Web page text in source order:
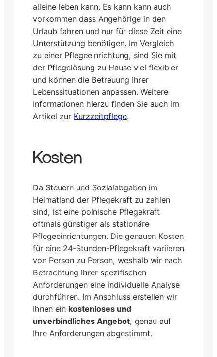
alleine leben kann. Es kann kann auch
vorkommen dass Angehörige in den
Urlaub fahren und nur für diese Zeit eine
Unterstützung benötigen. Im Vergleich
zu einer Pflegeeinrichtung, sind Sie mit
der Pflegelösung zu Hause viel flexibler
und können die Betreuung Ihrer
Lebenssituationen anpassen. Weitere
Informationen hierzu finden Sie auch im
Artikel zur Kurzzeitpflege.
Kosten
Da Steuern und Sozialabgaben im
Heimatland der Pflegekraft zu zahlen
sind, ist eine polnische Pflegekraft
oftmals günstiger als stationäre
Pflegeeinrichtungen. Die genauen Kosten
für eine 24-Stunden-Pflegekraft variieren
von Person zu Person, weshalb wir nach
Betrachtung Ihrer spezifischen
Anforderungen eine individuelle Analyse
durchführen. Im Anschluss erstellen wir
Ihnen ein kostenloses und
unverbindliches Angebot, genau auf
Ihre Anforderungen abgestimmt.